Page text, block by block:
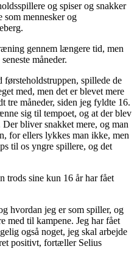
og spiser og snakker
som mennesker og
gennem længere tid, men
måneder.
førsteholdstruppen, spillede de
med, men det er blevet mere
tre måneder, siden jeg fyldte 16.
sig til tempoet, og at der blev
bliver snakket mere, og man
for ellers lykkes man ikke, men
til os yngre spillere, og det
trods sine kun 16 år har fået
hvordan jeg er som spiller, og
med til kampene. Jeg har fået
også noget, jeg skal arbejde
positivt, fortæller Selius